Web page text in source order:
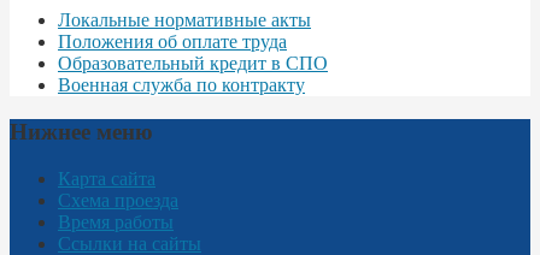
Локальные нормативные акты
Положения об оплате труда
Образовательный кредит в СПО
Военная служба по контракту
Нижнее меню
Карта сайта
Схема проезда
Время работы
Ссылки на сайты